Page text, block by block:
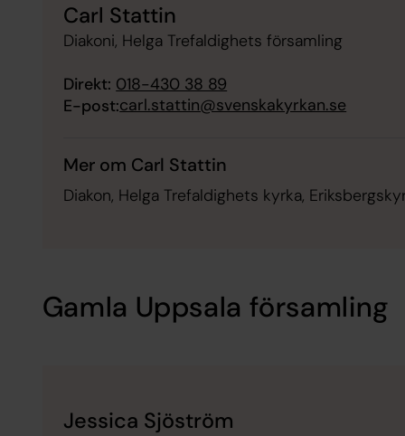
Carl Stattin
Diakoni, Helga Trefaldighets församling
Direkt: 018-430 38 89
E-post:carl.stattin@svenskakyrkan.se
Mer om Carl Stattin
Diakon, Helga Trefaldighets kyrka,
Gamla Uppsala församling
Jessica Sjöström